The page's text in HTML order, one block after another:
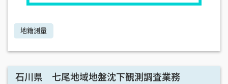
地籍測量
石川県 七尾地域地盤沈下観測調査業務